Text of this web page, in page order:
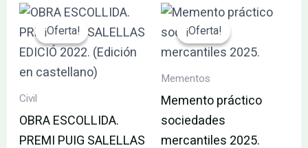
¡Oferta!
¡Oferta!
Civil
OBRA ESCOLLIDA.
PREMI PUIG SALELLAS
El
precio
original
era:
84.00€.
El
precio
actual
es:
79.80€.
¡Oferta!
¡Oferta!
Mementos
Memento práctico
sociedades
mercantiles 2025.
El
precio
original
era:
El
es: